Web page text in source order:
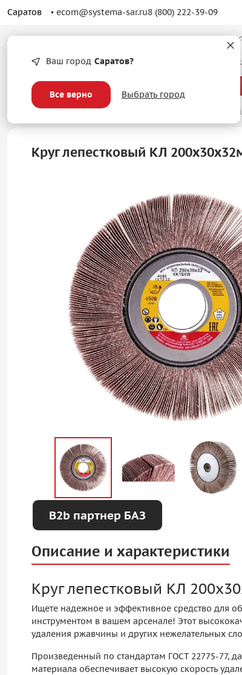
Саратов ecom@systema-sar.ru8 (800) 222-39-09
Ваш город Саратов?
Все верно Выбрать город
— больше, чем просто оптовые цены.
Главная /Абразивные материалы Лепестковые
Круг лепестковый КЛ
B2b партнер БАЗ
Описание и характеристики
Круг лепестковый КЛ
Ищете надежное и эффективное средство для
инструментом в вашем арсенале! Этот
удаления ржавчины и других нежелательных
Произведенный по стандартам ГОСТ 22775-77,
материала обеспечивает высокую скорость